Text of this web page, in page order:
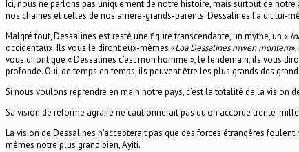
Ici, nous ne parlons pas uniquement de notre histoire, mais surtout de
nos chaines et celles de nos arrière-grands-parents. Dessalines l’a dit lui-
Malgré tout, Dessalines est resté une figure transcendante, un mythe, un «
occidentaux. Ils vous le diront eux-mêmes «Loa Dessalines mwen montem
vous diront que « Dessalines c’est mon homme », le lendemain, ils vous
profonde. Oui, de temps en temps, ils peuvent être les plus grands des
Si nous voulons reprendre en main notre pays, c’est la totalité de la vision
Sa vision de réforme agraire ne cautionnerait pas qu’on accorde trente-
La vision de Dessalines n’accepterait pas que des forces étrangères
mêmes notre plus grand bien, Ayiti.